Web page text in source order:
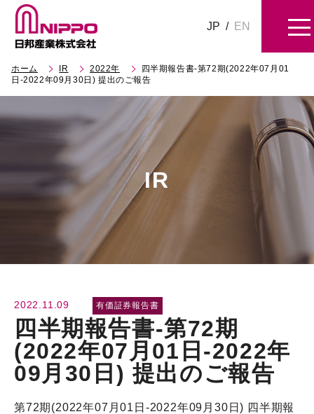
JP / EN
ホーム IR 2022年
四半期報告書-第72期(2022年07月01
日-2022年09月30日) 提出のご報告
IR
2022.11.09 有価証券報告書
四半期報告書-第72期
(2022年07月01日-2022年
09月30日) 提出のご報告
第72期(2022年07月01日-2022年09月30日) 四半期報